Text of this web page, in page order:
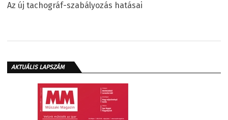
Az új tachográf-szabályozás hatásai
AKTUÁLIS LAPSZÁM